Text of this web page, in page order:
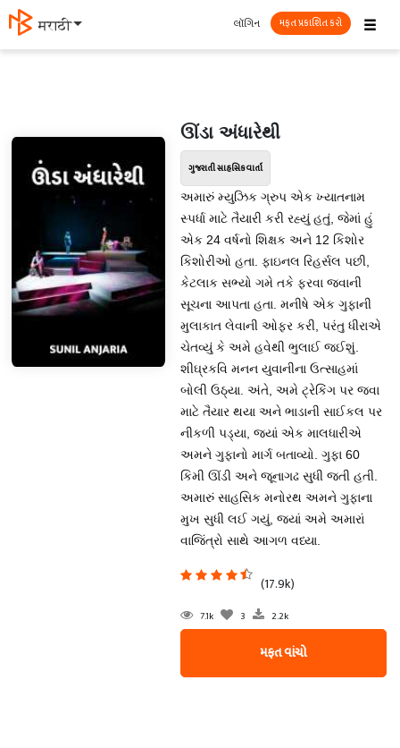
मराठी ☰
લૉગિન મફત પ્રકાશિત કરો
ઊંડા અંધારેથી
ગુજરાતી સાહસિક વાર્તા
અમારું મ્યુઝિક ગ્રુપ એક ખ્યાતનામ
સ્પર્ધા માટે તૈયારી કરી રહ્યું હતું, જેમાં હું
એક 24 વર્ષનો શિક્ષક અને 12 કિશોર
કિશોરીઓ હતા. ફાઇનલ રિહર્સલ પછી,
કેટલાક સભ્યો ગમે તકે ફરવા જવાની
સૂચના આપતા હતા. મનીષે એક ગુફાની
મુલાકાત લેવાની ઓફર કરી, પરંતુ ધીરાએ
ચેતવ્યું કે અમે હવેથી ભુલાઈ જઈશું.
શીઘ્રકવિ મનન યુવાનીના ઉત્સાહમાં
બોલી ઉઠ્યા. અંતે, અમે ટ્રેકિંગ પર જવા
માટે તૈયાર થયા અને ભાડાની સાઈકલ પર
નીકળી પડ્યા, જ્યાં એક માલધારીએ
અમને ગુફાનો માર્ગ બતાવ્યો. ગુફા 60
કિમી ઊંડી અને જૂનાગઢ સુધી જતી હતી.
અમારું સાહસિક મનોરથ અમને ગુફાના
મુખ સુધી લઈ ગયું, જ્યાં અમે અમારાં
વાજિંત્રો સાથે આગળ વધ્યા.
(17.9k)
7.1k 3 2.2k
મફત વાંચો